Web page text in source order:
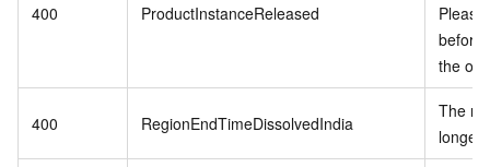
400 ProductInstanceReleased
before
the
400 RegionEndTimeDissolvedIndia
The
longer